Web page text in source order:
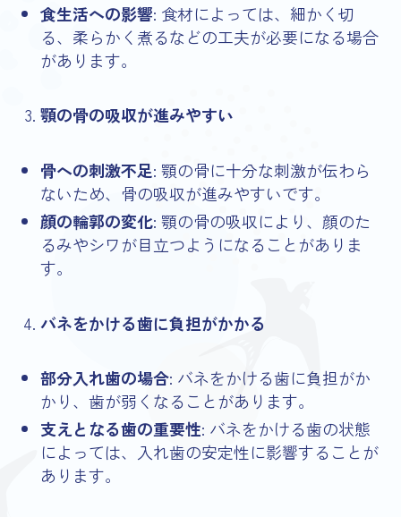
食生活への影響: 食材によっては、細かく切
る、柔らかく煮るなどの工夫が必要になる場合
があります。
顎の骨の吸収が進みやすい
骨への刺激不足: 顎の骨に十分な刺激が伝わら
ないため、骨の吸収が進みやすいです。
顔の輪郭の変化: 顎の骨の吸収により、顔のた
るみやシワが目立つようになることがありま
す。
バネをかける歯に負担がかかる
部分入れ歯の場合: バネをかける歯に負担がか
かり、歯が弱くなることがあります。
支えとなる歯の重要性: バネをかける歯の状態
によっては、入れ歯の安定性に影響することが
あります。